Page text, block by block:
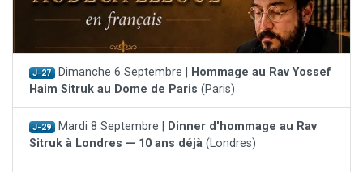
J-27 Dimanche 6 Septembre |
Hommage au Rav Yossef
Haim Sitruk au Dome de Paris (Paris)
J-29 Mardi 8 Septembre |
Dinner d'hommage au Rav
Sitruk à Londres — 10 ans déjà (Londres)